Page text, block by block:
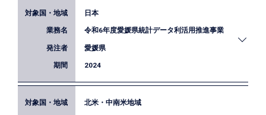
EBPMの実践に必要な知識・スキル習得を目的に、
政策立案の基本的考え方に関する研修（動画・ワー
クショップ）と3つのテーマ別研修（①ロジックモ
日本
令和6年度愛媛県統計データ利活用推進事業
愛媛県
2024
EBPMの実践に必要な知識・スキル習得を目的に、
北米・中南米地域